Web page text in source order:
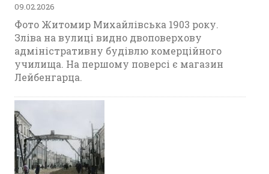
09.02.2026
Фото Житомир Михайлівська 1903 року.
Зліва на вулиці видно двоповерхову
адміністративну будівлю комерційного
училища. На першому поверсі є магазин
Лейбенгарца.